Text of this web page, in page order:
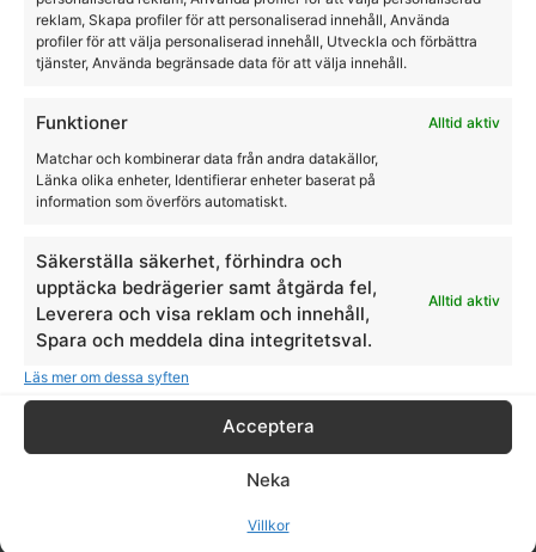
reklam, Skapa profiler för att personaliserad innehåll, Använda
profiler för att välja personaliserad innehåll, Utveckla och förbättra
tjänster, Använda begränsade data för att välja innehåll.
Funktioner
Alltid aktiv
Matchar och kombinerar data från andra datakällor,
Länka olika enheter, Identifierar enheter baserat på
information som överförs automatiskt.
Säkerställa säkerhet, förhindra och
upptäcka bedrägerier samt åtgärda fel,
Leverera och visa reklam och innehåll,
Spara och meddela dina integritetsval.
Alltid aktiv
Läs mer om dessa syften
Acceptera
Neka
Villkor